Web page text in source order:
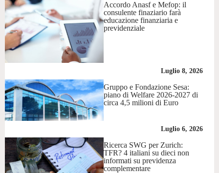
Accordo Anasf e Mefop: il
consulente finaziario farà
educazione finanziaria e
previdenziale
Luglio 8, 2026
Gruppo e Fondazione Sesa:
piano di Welfare 2026-2027 di
circa 4,5 milioni di Euro
Luglio 6, 2026
Ricerca SWG per Zurich:
TFR? 4 italiani su dieci non
informati su previdenza
complementare